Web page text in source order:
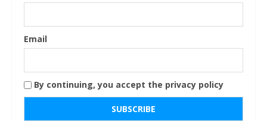
Email
By continuing, you accept the privacy policy